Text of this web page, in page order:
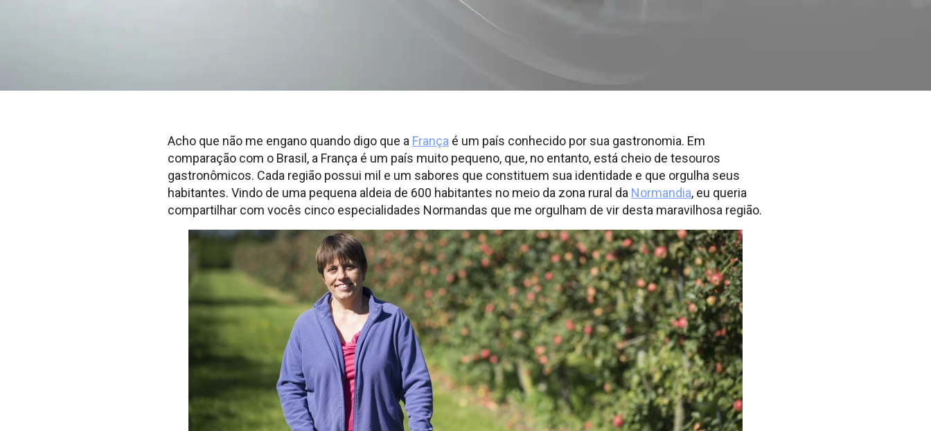
Acho que não me engano quando digo que a França é um país conhecido por sua gastronomia. Em
comparação com o Brasil, a França é um país muito pequeno, que, no entanto, está cheio de tesouros
gastronômicos. Cada região possui mil e um sabores que constituem sua identidade e que orgulha seus
habitantes. Vindo de uma pequena aldeia de 600 habitantes no meio da zona rural da Normandia, eu queria
compartilhar com vocês cinco especialidades Normandas que me orgulham de vir desta maravilhosa região.